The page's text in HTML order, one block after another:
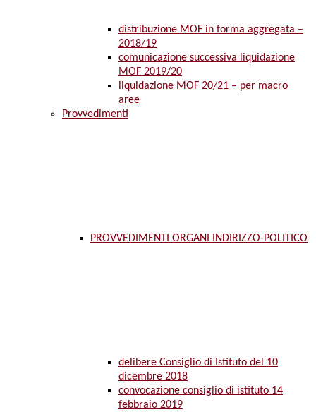
distribuzione MOF in forma aggregata –
2018/19
comunicazione successiva liquidazione
MOF 2019/20
liquidazione MOF 20/21 – per macro
aree
Provvedimenti
PROVVEDIMENTI ORGANI INDIRIZZO-POLITICO
delibere Consiglio di Istituto del 10
dicembre 2018
convocazione consiglio di istituto 14
febbraio 2019